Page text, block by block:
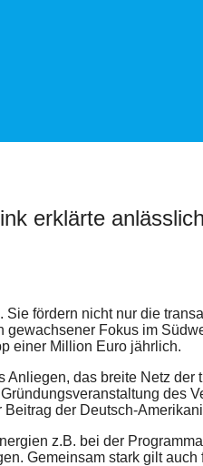
erklärte
fördern nicht nur die
Fokus im
einer Million Euro jährlich.
das breite Netz
der Deutsch-
z.B. bei der
Gemeinsam stark gilt auch